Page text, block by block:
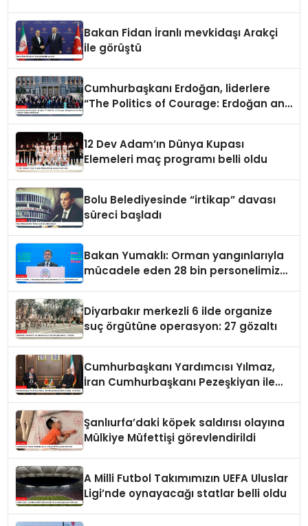
Bakan Fidan İranlı mevkidaşı Arakçi
ile görüştü
Cumhurbaşkanı Erdoğan, liderlere
“The Politics of Courage: Erdoğan and
12 Dev Adam’ın Dünya Kupası
Elemeleri maç programı belli oldu
Bolu Belediyesinde “irtikap” davası
süreci başladı
Bakan Yumaklı: Orman yangınlarıyla
mücadele eden 28 bin personelimiz
Diyarbakır merkezli 6 ilde organize
suç örgütüne operasyon: 27 gözaltı
Cumhurbaşkanı Yardımcısı Yılmaz,
İran Cumhurbaşkanı Pezeşkiyan ile
Şanlıurfa’daki köpek saldırısı olayına
Mülkiye Müfettişi görevlendirildi
A Milli Futbol Takımımızın UEFA Uluslar
Ligi’nde oynayacağı statlar belli oldu